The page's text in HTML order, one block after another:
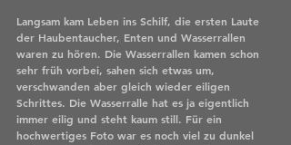
Langsam kam Leben ins Schilf, die ersten Laute
der Haubentaucher, Enten und Wasserrallen
waren zu hören. Die Wasserrallen kamen schon
sehr früh vorbei, sahen sich etwas um,
verschwanden aber gleich wieder eiligen
Schrittes. Die Wasserralle hat es ja eigentlich
immer eilig und steht kaum still. Für ein
hochwertiges Foto war es noch viel zu dunkel